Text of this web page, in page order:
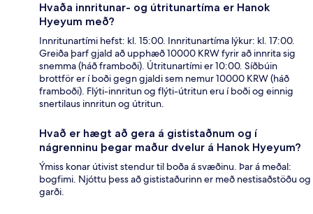
Hvaða innritunar- og útritunartíma er Hanok
Hyeyum með?
Innritunartími hefst: kl. 15:00. Innritunartíma lýkur: kl. 17:00.
Greiða þarf gjald að upphæð 10000 KRW fyrir að innrita sig
snemma (háð framboði). Útritunartími er 10:00. Síðbúin
brottför er í boði gegn gjaldi sem nemur 10000 KRW (háð
framboði). Flýti-innritun og flýti-útritun eru í boði og einnig
snertilaus innritun og útritun.
Hvað er hægt að gera á gististaðnum og í
nágrenninu þegar maður dvelur á Hanok Hyeyum?
Ýmiss konar útivist stendur til boða á svæðinu. Þar á meðal:
bogfimi. Njóttu þess að gististaðurinn er með nestisaðstöðu og
garði.